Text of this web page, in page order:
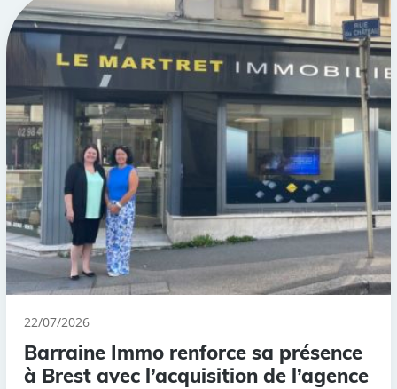
22/07/2026
Barraine Immo renforce sa présence
à Brest avec l’acquisition de l’agence